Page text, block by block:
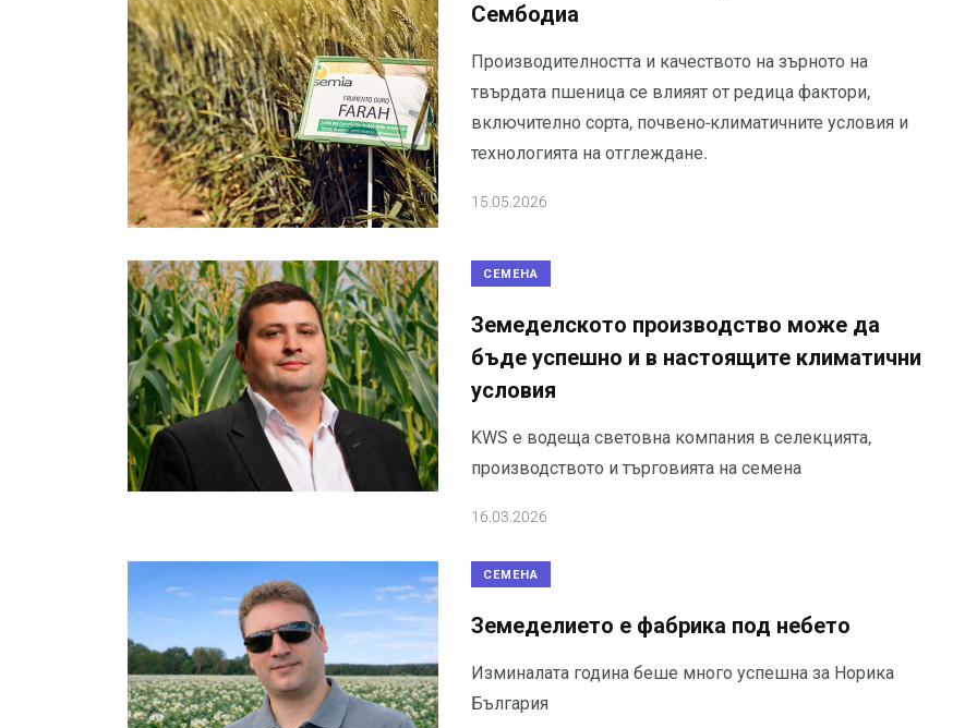
Сембодиа
Производителността и качеството на зърното на
твърдата пшеница се влияят от редица фактори,
включително сорта, почвено-климатичните условия и
технологията на отглеждане.
15.05.2026
СЕМЕНА
Земеделското производство може да
бъде успешно и в настоящите климатични
условия
KWS е водеща световна компания в селекцията,
производството и търговията на семена
16.03.2026
СЕМЕНА
Земеделието е фабрика под небето
Изминалата година беше много успешна за Норика
България